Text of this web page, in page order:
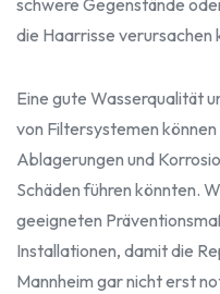
schwere Gegenstände
die Haarrisse verursachen
Eine gute Wasserqualität
von Filtersystemen
Ablagerungen und
Schäden führen könnten.
geeigneten
Installationen, damit die
Mannheim gar nicht erst